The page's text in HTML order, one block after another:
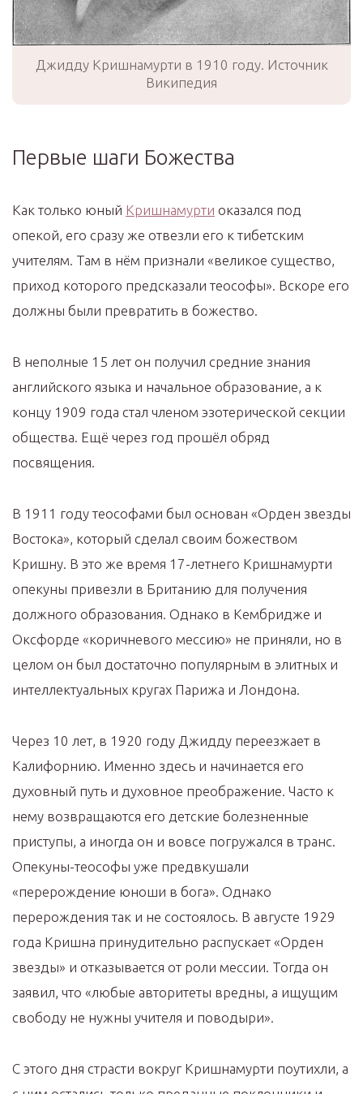
Джидду Кришнамурти в 1910 году. Источник
Википедия
Первые шаги Божества
Как только юный Кришнамурти оказался под
опекой, его сразу же отвезли его к тибетским
учителям. Там в нём признали «великое существо,
приход которого предсказали теософы». Вскоре его
должны были превратить в божество.
В неполные 15 лет он получил средние знания
английского языка и начальное образование, а к
концу 1909 года стал членом эзотерической секции
общества. Ещё через год прошёл обряд
посвящения.
В 1911 году теософами был основан «Орден звезды
Востока», который сделал своим божеством
Кришну. В это же время 17-летнего Кришнамурти
опекуны привезли в Британию для получения
должного образования. Однако в Кембридже и
Оксфорде «коричневого мессию» не приняли, но в
целом он был достаточно популярным в элитных и
интеллектуальных кругах Парижа и Лондона.
Через 10 лет, в 1920 году Джидду переезжает в
Калифорнию. Именно здесь и начинается его
духовный путь и духовное преображение. Часто к
нему возвращаются его детские болезненные
приступы, а иногда он и вовсе погружался в транс.
Опекуны-теософы уже предвкушали
«перерождение юноши в бога». Однако
перерождения так и не состоялось. В августе 1929
года Кришна принудительно распускает «Орден
звезды» и отказывается от роли мессии. Тогда он
заявил, что «любые авторитеты вредны, а ищущим
свободу не нужны учителя и поводыри».
С этого дня страсти вокруг Кришнамурти поутихли, а